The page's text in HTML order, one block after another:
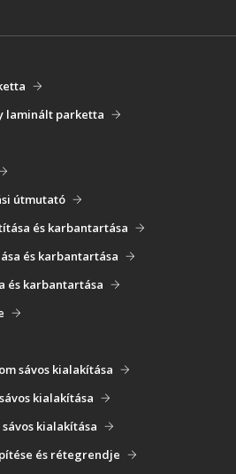
laminált parketta
útmutató
és karbantartása
és karbantartása
és karbantartása
sávos kialakítása
kialakítása
kialakítása
és rétegrendje